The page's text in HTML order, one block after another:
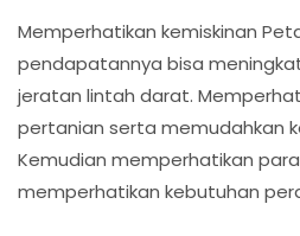
Memperhatikan kemiskinan
pendapatannya bisa
jeratan lintah darat.
pertanian serta memudahkan
Kemudian memperhatikan
memperhatikan kebutuhan